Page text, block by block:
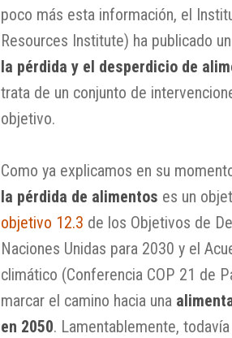
poco más esta información, el
Resources Institute) ha publicado
la pérdida y el desperdicio de
trata de un conjunto de
objetivo.
Como ya explicamos en su
la pérdida de alimentos es un
objetivo 12.3 de los Objetivos de
Naciones Unidas para 2030 y el
climático (Conferencia COP 21 de
marcar el camino hacia una
en 2050. Lamentablemente,